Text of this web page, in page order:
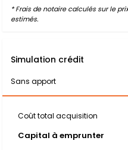
* Frais de notaire calculés sur le
estimés.
Simulation crédit
Sans apport
Coût total acquisition
Capital à emprunter